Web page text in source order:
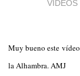
Muy bueno este
la Alhambra. AMJ